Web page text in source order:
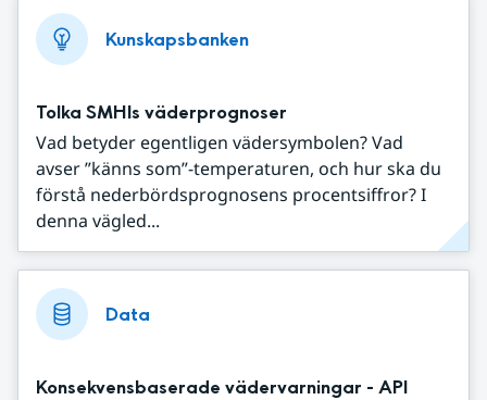
Kunskapsbanken
Tolka SMHIs väderprognoser
Vad betyder egentligen vädersymbolen? Vad
avser ”känns som”-temperaturen, och hur ska du
förstå nederbördsprognosens procentsiffror? I
denna vägled...
Data
Konsekvensbaserade vädervarningar - API